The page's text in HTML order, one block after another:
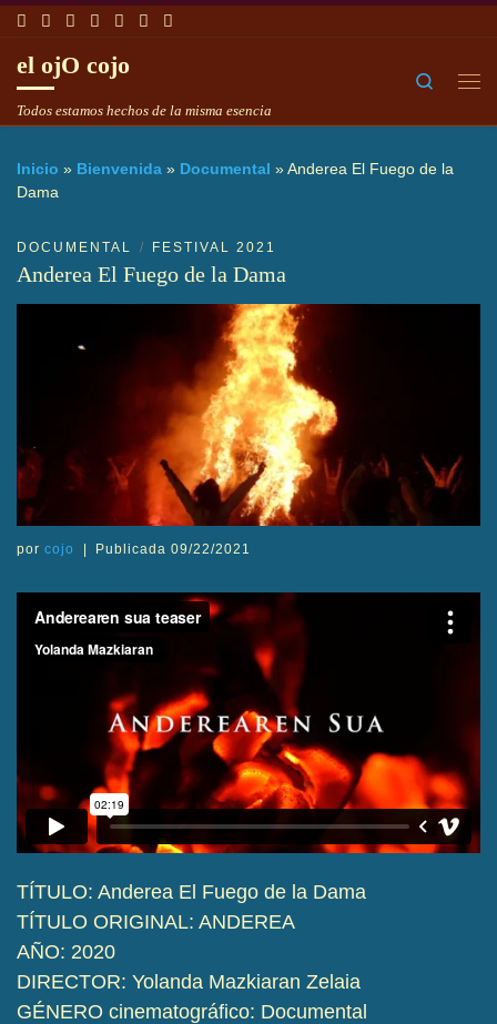
Saltar al contenido
el ojO cojo
Todos estamos hechos de la misma esencia
Search
Inicio » Bienvenida » Documental »Anderea El Fuego de la
Dama
DOCUMENTAL FESTIVAL 2021
Anderea El Fuego de la Dama
por cojo Publicada09/22/2021
TÍTULO: Anderea El Fuego de la Dama
TÍTULO ORIGINAL: ANDEREA
AÑO: 2020
DIRECTOR: Yolanda Mazkiaran Zelaia
GÉNERO cinematográfico: Documental